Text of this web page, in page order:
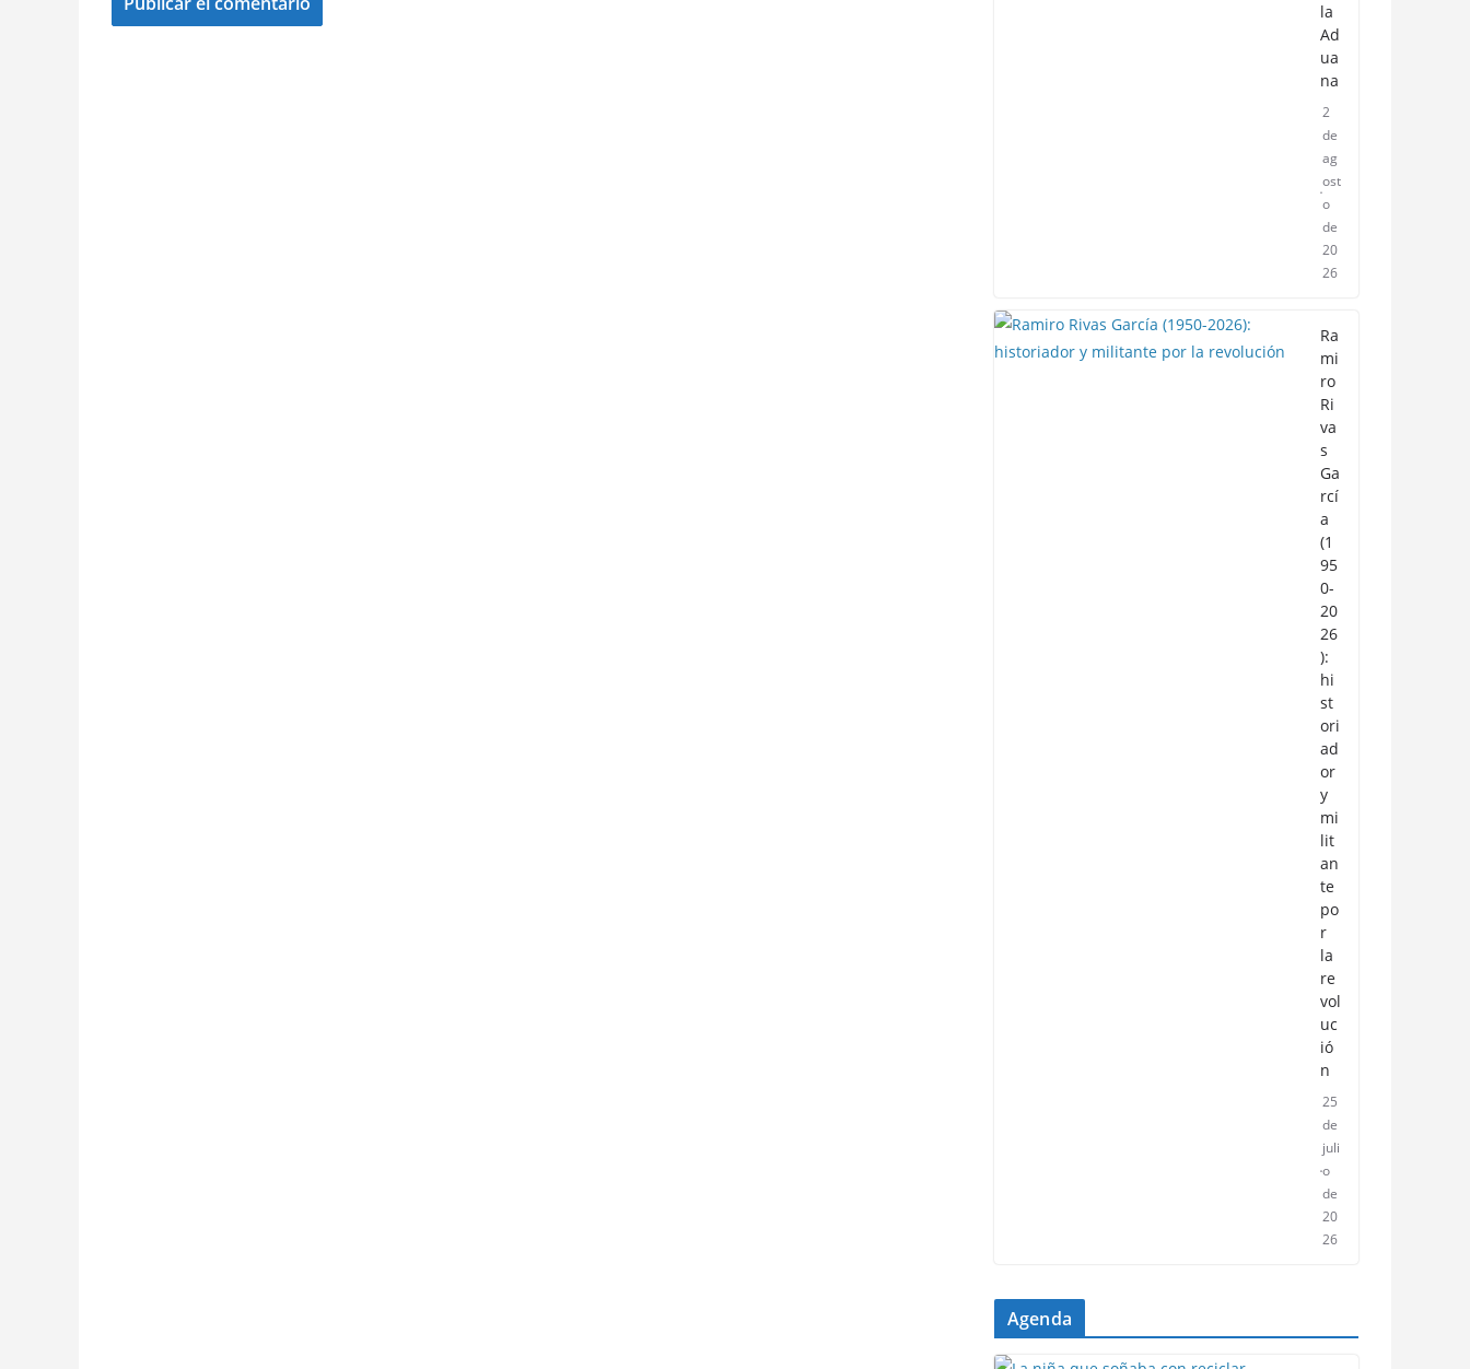
la
Ad
ua
na
2
de
ag
ost
o
de
20
26
Ra
mi
ro
Ri
va
s
Ga
rcí
a
(1
95
0-
20
26
):
hi
st
ori
ad
or
y
mi
lit
an
te
po
r
la
re
vol
uc
ió
n
25
de
juli
o
de
20
26
Agenda